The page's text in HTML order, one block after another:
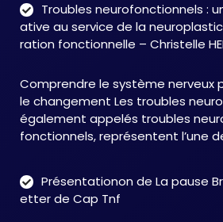
Accompagnement
:
accompagner
face
aux
TNF
Troubles neurofonctionnels :
ative au service de la
ration fonctionnelle – Christelle
Comprendre le système nerveux
le changement Les troubles
également appelés troubles
fonctionnels, représentent l’une
Présentationon de La pause
etter de Cap Tnf